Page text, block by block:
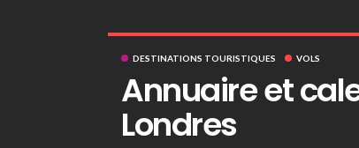
DESTINATIONS TOURISTIQUES VOLS
Annuaire et
Londres